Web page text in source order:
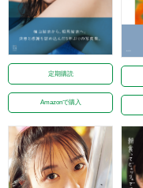
定期購読
Amazonで購入